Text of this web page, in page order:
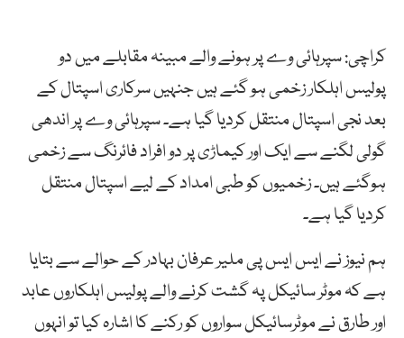
کراچی: سپرہائی وے پر ہونے والے مبینہ مقابلے میں دو
پولیس اہلکار زخمی ہو گئے ہیں جنہیں سرکاری اسپتال کے
بعد نجی اسپتال منتقل کردیا گیا ہے۔ سپرہائی وے پر اندھی
گولی لگنے سے ایک اور کیماڑی پر دو افراد فائرنگ سے زخمی
ہوگئے ہیں۔ زخمیوں کو طبی امداد کے لیے اسپتال منتقل
کردیا گیا ہے۔
ہم نیوز نے ایس ایس پی ملیر عرفان بہادر کے حوالے سے بتایا
ہے کہ موٹر سائیکل پہ گشت کرنے والے پولیس اہلکاروں عابد
اور طارق نے موٹرسائیکل سواروں کو رکنے کا اشارہ کیا تو انہوں